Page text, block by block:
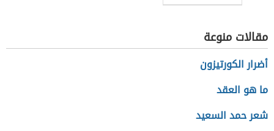
حكومية)
مقالات منوعة
أضرار الكورتيزون
ما هو العقد
شعر حمد السعيد